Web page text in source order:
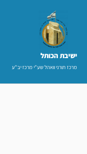
ישיבת הכותל​
מרכז תורני וואהל שע"י מרכז יב"ע